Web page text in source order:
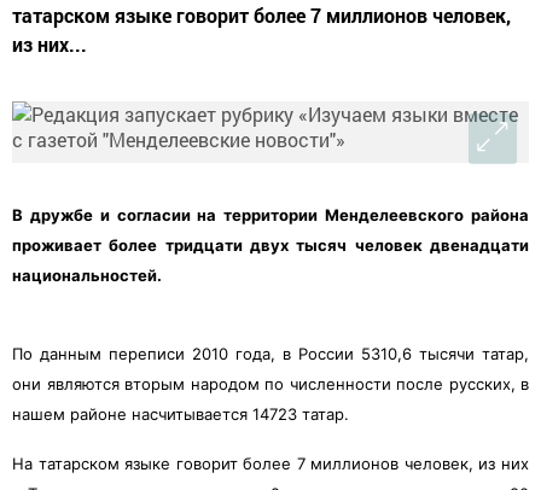
татарском языке говорит более 7 миллионов человек,
из них...
В дружбе и согласии на территории Менделеевского района
проживает более тридцати двух тысяч человек двенадцати
национальностей.
По данным переписи 2010 года, в России 5310,6 тысячи татар,
они являются вторым народом по численности после русских, в
нашем районе насчитывается 14723 татар.
На татарском языке говорит более 7 миллионов человек, из них